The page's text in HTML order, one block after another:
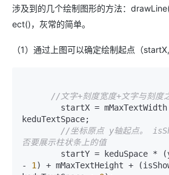
涉及到的几个绘制图形的方法：
ect()，灰常的简单。
（1）通过上图可以确定绘制起点（
//文字+刻度宽度+文字与刻度
keduTextSpace;
//坐标原点 y轴起点。
否要展示柱状条上的值
startY = keduSpace
- 1 ) + mMaxTextHeight +